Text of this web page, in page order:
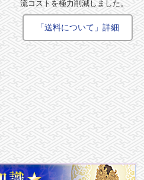
流コストを極力削減しました。
「送料について」詳細